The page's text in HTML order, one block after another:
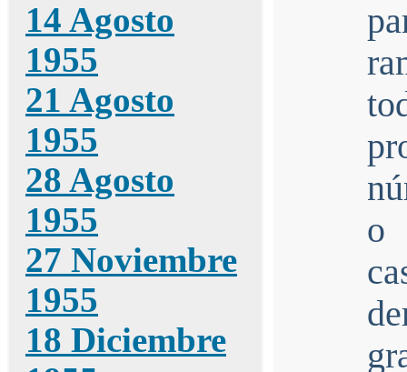
14 Agosto
1955
21 Agosto
1955
28 Agosto
1955
27 Noviembre
1955
18 Diciembre
o